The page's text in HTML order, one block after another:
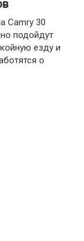
Camry 30
подойдут
езду и
о